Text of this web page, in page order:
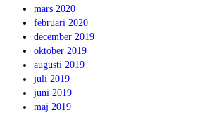
mars 2020
februari 2020
december 2019
oktober 2019
augusti 2019
juli 2019
juni 2019
maj 2019